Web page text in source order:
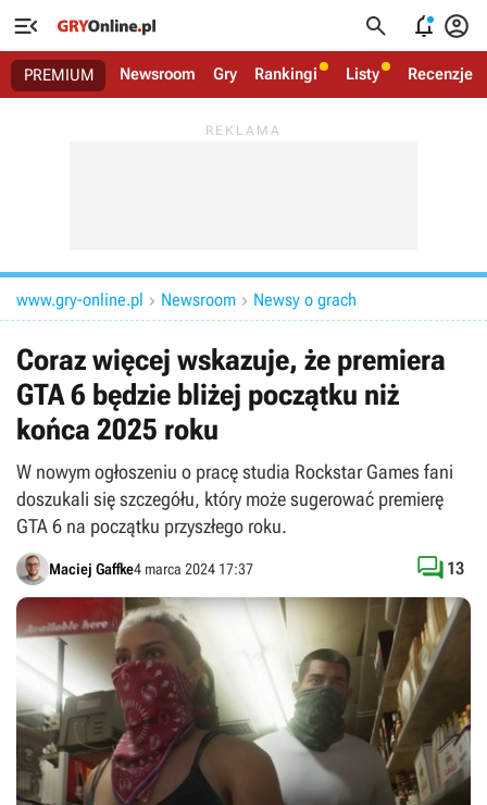
   
PREMIUM Newsroom Gry Rankingi Listy Recenzje
www.gry-online.pl  Newsroom  Newsy o grach
Coraz więcej wskazuje, że premiera
GTA 6 będzie bliżej początku niż
końca 2025 roku
W nowym ogłoszeniu o pracę studia Rockstar Games fani
doszukali się szczegółu, który może sugerować premierę
GTA 6 na początku przyszłego roku.
Maciej Gaffke4 marca 2024 17:37  13